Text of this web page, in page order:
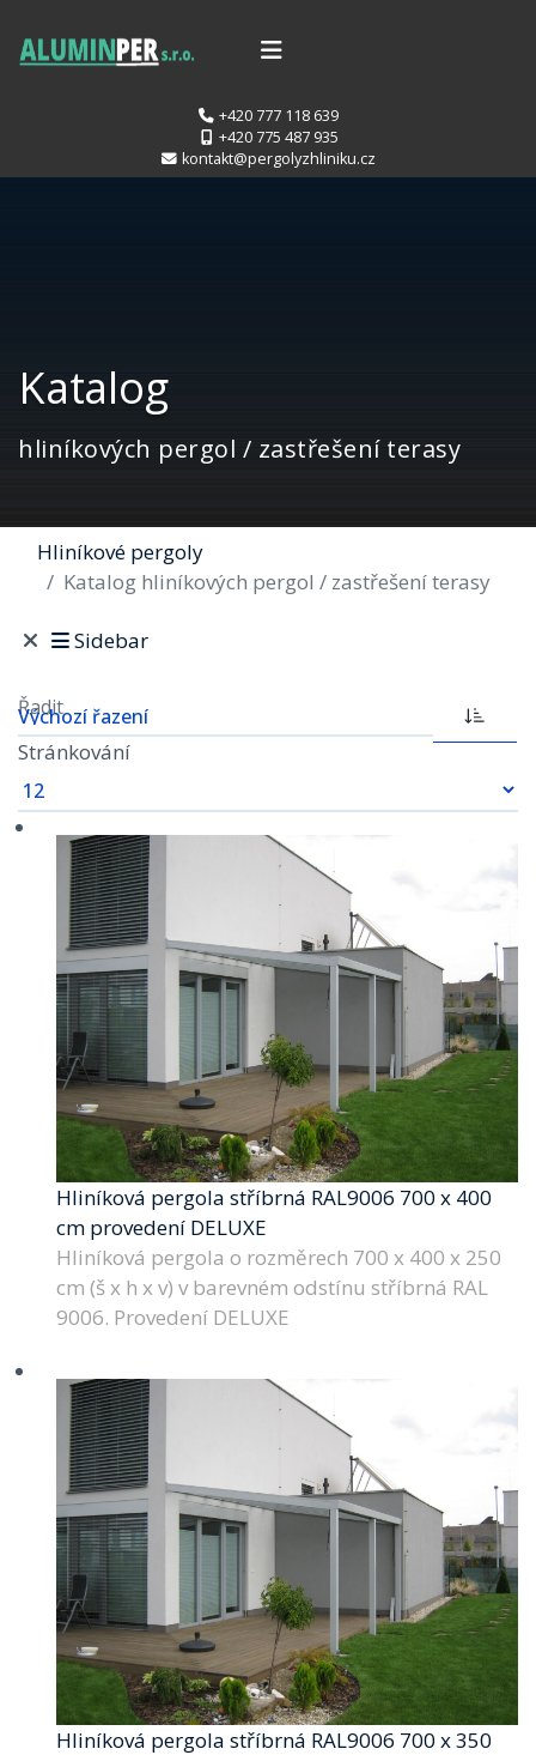
+420 777 118 639
+420 775 487 935
kontakt@pergolyzhliniku.cz
Katalog
hliníkových pergol / zastřešení terasy
Hliníkové pergoly
Katalog hliníkových pergol / zastřešení terasy
Sidebar
Řadit
Stránkování
Hliníková pergola stříbrná RAL9006 700 x 400
cm provedení DELUXE
Hliníková pergola o rozměrech 700 x 400 x 250
cm (š x h x v) v barevném odstínu stříbrná RAL
9006. Provedení DELUXE
Hliníková pergola stříbrná RAL9006 700 x 350